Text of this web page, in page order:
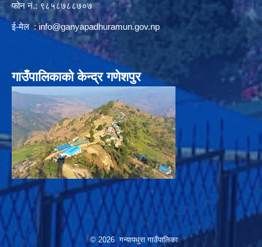
फोन नं.: ९८५८७८८७०७
ई-मेल :info@ganyapadhuramun.gov.np
गाउँपालिकाको केन्द्र गणेशपुर
© 2026 गन्यापधुरा गाउँपालिका